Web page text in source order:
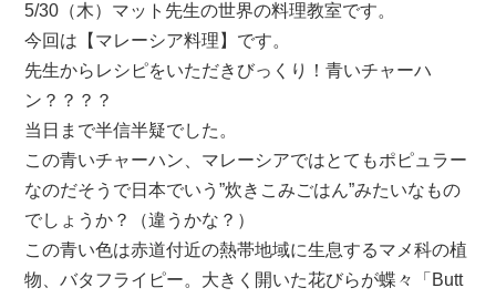
理
教
室
は
5/30（木）マット先生の世界の料理教室です。
今回は【マレーシア料理】です。
先生からレシピをいただきびっくり！青いチャーハ
ン？？？？
当日まで半信半疑でした。
この青いチャーハン、マレーシアではとてもポピュラー
なのだそうで日本でいう”炊きこみごはん”みたいなもの
でしょうか？（違うかな？）
この青い色は赤道付近の熱帯地域に生息するマメ科の植
物、バタフライピー。大きく開いた花びらが蝶々「Butt